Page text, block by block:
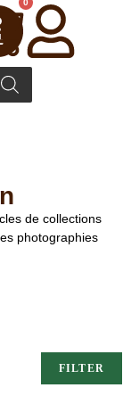
0
de collections
photographies
FILTER